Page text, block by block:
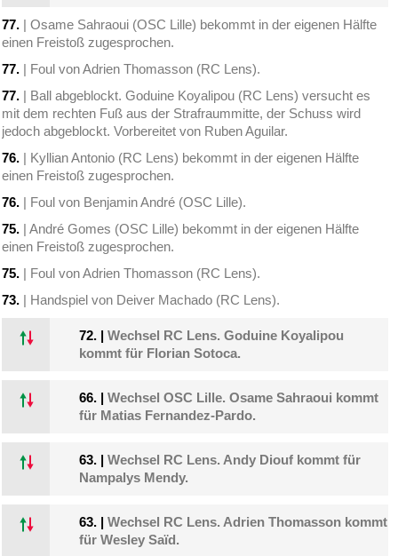
77. | Osame Sahraoui (OSC Lille) bekommt in der eigenen Hälfte
einen Freistoß zugesprochen.
77. | Foul von Adrien Thomasson (RC Lens).
77. | Ball abgeblockt. Goduine Koyalipou (RC Lens) versucht es
mit dem rechten Fuß aus der Strafraummitte, der Schuss wird
jedoch abgeblockt. Vorbereitet von Ruben Aguilar.
76. | Kyllian Antonio (RC Lens) bekommt in der eigenen Hälfte
einen Freistoß zugesprochen.
76. | Foul von Benjamin André (OSC Lille).
75. | André Gomes (OSC Lille) bekommt in der eigenen Hälfte
einen Freistoß zugesprochen.
75. | Foul von Adrien Thomasson (RC Lens).
73. | Handspiel von Deiver Machado (RC Lens).
72. |Wechsel RC Lens. Goduine Koyalipou
kommt für Florian Sotoca.
66. |Wechsel OSC Lille. Osame Sahraoui kommt
für Matias Fernandez-Pardo.
63. |Wechsel RC Lens. Andy Diouf kommt für
Nampalys Mendy.
63. |Wechsel RC Lens. Adrien Thomasson kommt
für Wesley Saïd.